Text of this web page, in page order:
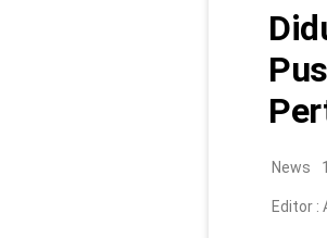
News
Editor :